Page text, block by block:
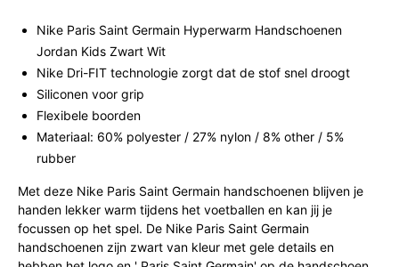
Nike Paris Saint Germain Hyperwarm Handschoenen
Jordan Kids Zwart Wit
Nike Dri-FIT technologie zorgt dat de stof snel droogt
Siliconen voor grip
Flexibele boorden
Materiaal: 60% polyester / 27% nylon / 8% other / 5%
rubber
Met deze Nike Paris Saint Germain handschoenen blijven je
handen lekker warm tijdens het voetballen en kan jij je
focussen op het spel. De Nike Paris Saint Germain
handschoenen zijn zwart van kleur met gele details en